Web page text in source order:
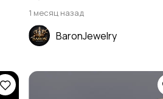
1 месяц назад
BaronJewelry